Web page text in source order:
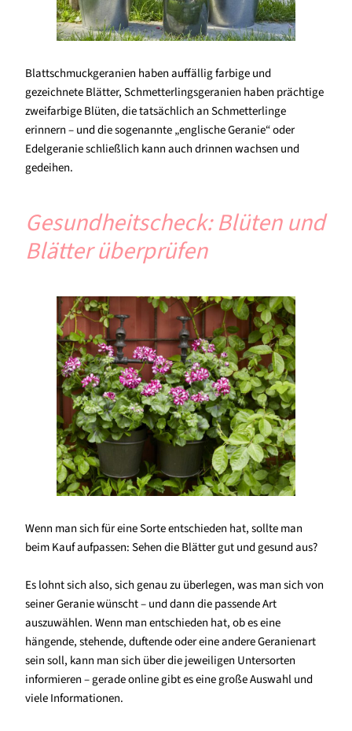
Blattschmuckgeranien haben auffällig farbige und
gezeichnete Blätter, Schmetterlingsgeranien haben prächtige
zweifarbige Blüten, die tatsächlich an Schmetterlinge
erinnern – und die sogenannte „englische Geranie“ oder
Edelgeranie schließlich kann auch drinnen wachsen und
gedeihen.
Gesundheitscheck: Blüten und
Blätter überprüfen
Wenn man sich für eine Sorte entschieden hat, sollte man
beim Kauf aufpassen: Sehen die Blätter gut und gesund aus?
Es lohnt sich also, sich genau zu überlegen, was man sich von
seiner Geranie wünscht – und dann die passende Art
auszuwählen. Wenn man entschieden hat, ob es eine
hängende, stehende, duftende oder eine andere Geranienart
sein soll, kann man sich über die jeweiligen Untersorten
informieren – gerade online gibt es eine große Auswahl und
viele Informationen.